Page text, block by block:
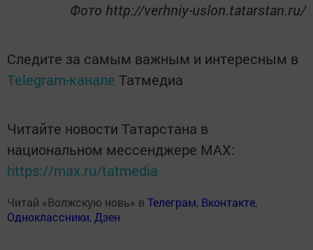
Фото http://verhniy-uslon.tatarstan.ru/
Следите за самым важным и интересным в
Telegram-канале Татмедиа
Читайте новости Татарстана в
национальном мессенджере MАХ:
https://max.ru/tatmedia
Читай «Волжскую новь» в Телеграм, Вконтакте,
Одноклассники,Дзен